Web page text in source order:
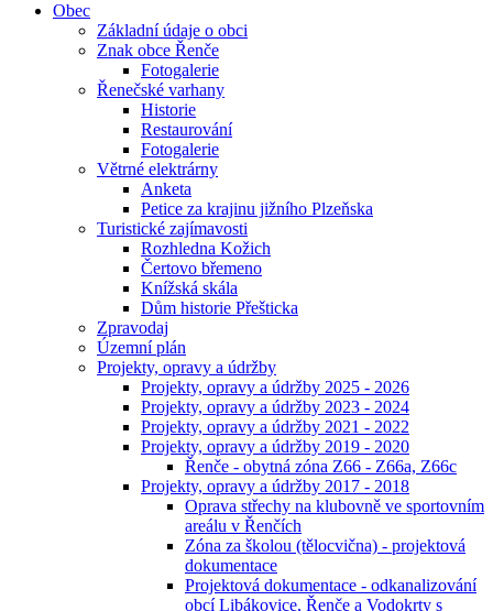
Obec
Základní údaje o obci
Znak obce Řenče
Fotogalerie
Řenečské varhany
Historie
Restaurování
Fotogalerie
Větrné elektrárny
Anketa
Petice za krajinu jižního Plzeňska
Turistické zajímavosti
Rozhledna Kožich
Čertovo břemeno
Knížská skála
Dům historie Přešticka
Zpravodaj
Územní plán
Projekty, opravy a údržby
Projekty, opravy a údržby 2025 - 2026
Projekty, opravy a údržby 2023 - 2024
Projekty, opravy a údržby 2021 - 2022
Projekty, opravy a údržby 2019 - 2020
Řenče - obytná zóna Z66 - Z66a, Z66c
Projekty, opravy a údržby 2017 - 2018
Oprava střechy na klubovně ve sportovním
areálu v Řenčích
Zóna za školou (tělocvična) - projektová
dokumentace
Projektová dokumentace - odkanalizování
obcí Libákovice, Řenče a Vodokrty s